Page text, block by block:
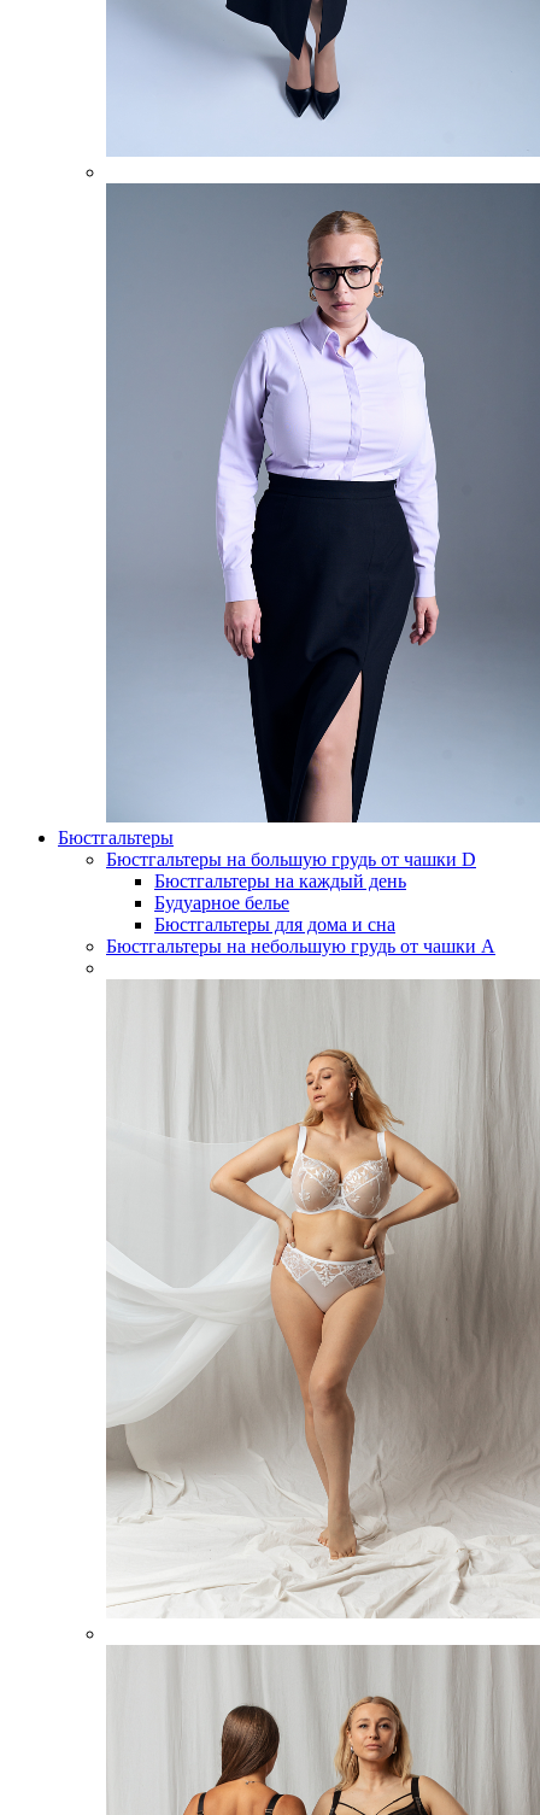
Бюстгальтеры
Бюстгальтеры на большую грудь от чашки D
Бюстгальтеры на каждый день
Будуарное белье
Бюстгальтеры для дома и сна
Бюстгальтеры на небольшую грудь от чашки А